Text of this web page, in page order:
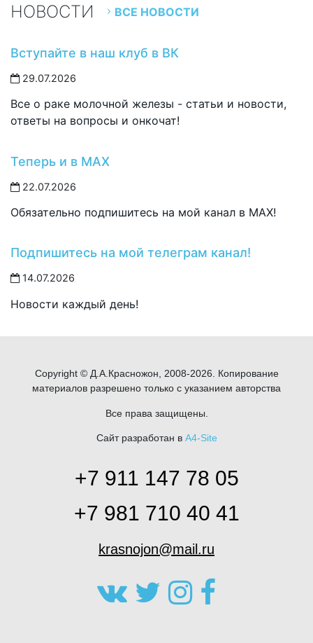
НОВОСТИ ВСЕ НОВОСТИ
Вступайте в наш клуб в ВК
29.07.2026
Все о раке молочной железы - статьи и новости,
ответы на вопросы и онкочат!
Теперь и в MAX
22.07.2026
Обязательно подпишитесь на мой канал в MAX!
Подпишитесь на мой телеграм канал!
14.07.2026
Новости каждый день!
Copyright © Д.А.Красножон, 2008-2026. Копирование
материалов разрешено только с указанием авторства
Все права защищены.
Сайт разработан в A4-Site
+7 911 147 78 05
+7 981 710 40 41
krasnojon@mail.ru